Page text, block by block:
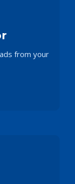
from your